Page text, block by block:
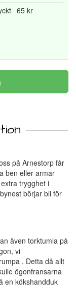
65 kr
på Arnestorp får
ben eller armar
trygghet i
börjar bli för
även torktumla på
vi
. Detta då allt
ögonfransarna
en kökshandduk